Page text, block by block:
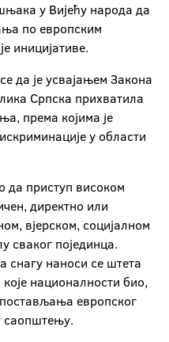
у Вијећу народа да
по европским
иницијативе.
да је усвајањем Закона
Српска прихватила
према којима је
у области
да приступ високом
директно или
вјерском, социјалном
сваког појединца.
снагу наноси се штета
националности био,
европског
саопштењу.